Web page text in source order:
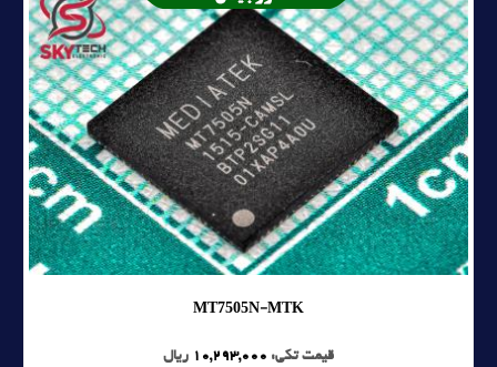
MT7505N-MTK
قیمت تکی: 10,293,000 ریال